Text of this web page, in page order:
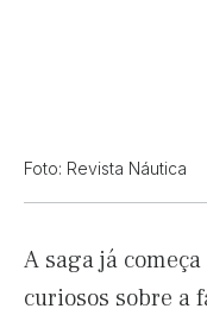
Foto: Revista Náutica
A saga já
curiosos sobre a